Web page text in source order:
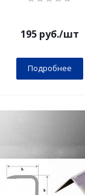
195руб./шт
Подробнее